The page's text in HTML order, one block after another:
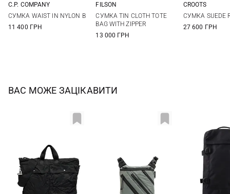
C.P. COMPANY
СУМКА WAIST IN NYLON B
11 400 ГРН
FILSON
СУМКА TIN CLOTH TOTE
BAG WITH ZIPPER
13 000 ГРН
CROOTS
СУМКА SUEDE
27 600 ГРН
ВАС МОЖЕ ЗАЦІКАВИТИ